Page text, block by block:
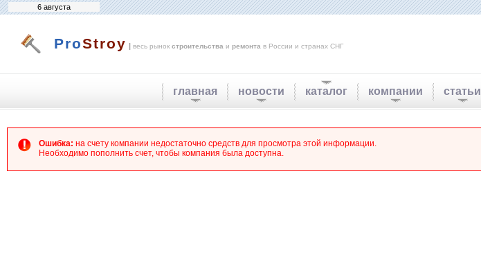
6 августа
ProStroy | весь рынок строительства и ремонта в России и странах СНГ
главная новости каталог компании статьи
Ошибка: на счету компании недостаточно средств для просмотра этой информации.
Необходимо пополнить счет, чтобы компания была доступна.